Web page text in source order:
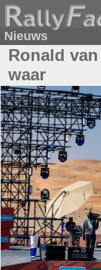
Nieuws
Ronald
waar